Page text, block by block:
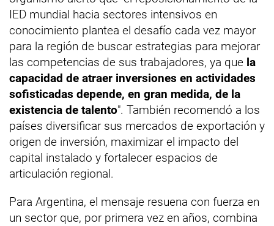
IED mundial hacia sectores intensivos en
conocimiento plantea el desafío cada vez mayor
para la región de buscar estrategias para mejorar
las competencias de sus trabajadores, ya que la
capacidad de atraer inversiones en actividades
sofisticadas depende, en gran medida, de la
existencia de talento". También recomendó a los
países diversificar sus mercados de exportación y
origen de inversión, maximizar el impacto del
capital instalado y fortalecer espacios de
articulación regional.
Para Argentina, el mensaje resuena con fuerza en
un sector que, por primera vez en años, combina